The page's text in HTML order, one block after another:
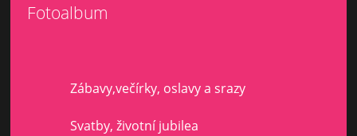
Fotoalbum
Zábavy,večírky, oslavy a srazy
Svatby, životní jubilea